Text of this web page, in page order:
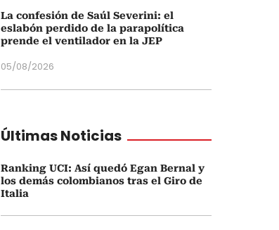
La confesión de Saúl Severini: el
eslabón perdido de la parapolítica
prende el ventilador en la JEP
05/08/2026
Últimas Noticias
Ranking UCI: Así quedó Egan Bernal y
los demás colombianos tras el Giro de
Italia